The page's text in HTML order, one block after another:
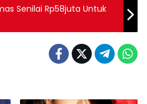
Senilai Rp58juta Untuk